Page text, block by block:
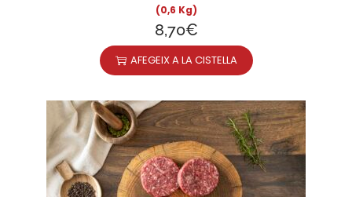
(0,6 Kg)
8,70€
AFEGEIX A LA CISTELLA